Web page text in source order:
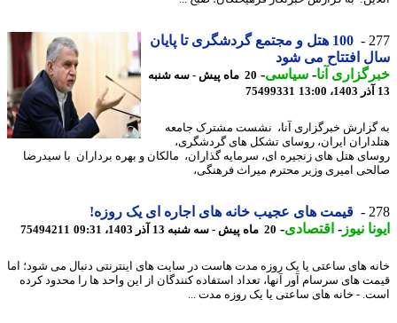
100 هتل و مجتمع گردشگری تا پایان
افتتاح می شود
آنا- سیاسی-
20 ماه پیش - سه شنبه
75499331
خبرگزاری آنا، نشست مشترک جامعه
ایران، روسای تشکل های گردشگری،
هتل های زنجیره ای، سرمایه گذاران، مالکان و بهره برداران با سیدرضا
امیری وزیر محترم میراث فرهنگی،
قیمت های عجیب خانه های اجاره ای یک روزه!
نیوز-اقتصادی-20 ماه پیش - سه شنبه 13 آذر 1403، 09:31 75494211
های ساعتی یا یک روزه مدت هاست در سایت های اینترنتی دنبال می شود؛ اما
های سرسام آور آنها، تعداد استفاده کنندگان از این واحد ها را محدود کرده
- خانه های ساعتی یا یک روزه مدت ...